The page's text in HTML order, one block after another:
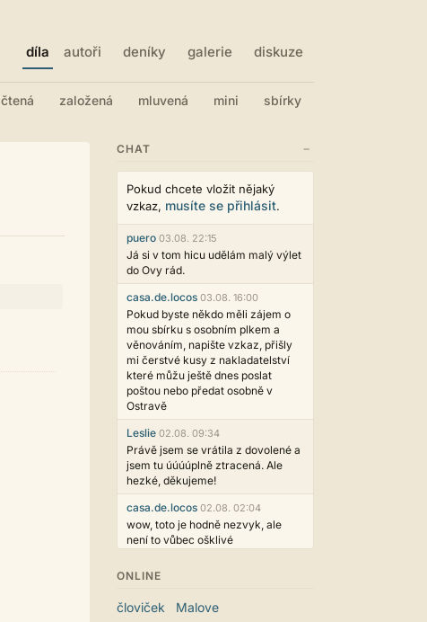
díla autoři deníky galerie diskuze
čtená založená mluvená mini sbírky
CHAT −
Pokud chcete vložit nějaký
vzkaz, musíte se přihlásit.
puero 03.08. 22:15
Já si v tom hicu udělám malý výlet
do Ovy rád.
casa.de.locos 03.08. 16:00
Pokud byste někdo měli zájem o
mou sbírku s osobním plkem a
věnováním, napište vzkaz, přišly
mi čerstvé kusy z nakladatelství
které můžu ještě dnes poslat
poštou nebo předat osobně v
Ostravě
Leslie 02.08. 09:34
Právě jsem se vrátila z dovolené a
jsem tu úúúúplně ztracená. Ale
hezké, děkujeme!
casa.de.locos 02.08. 02:04
wow, toto je hodně nezvyk, ale
není to vůbec ošklivé
Už i počet přečtení jde vidět,
reklama co zasahovala do chatu je
myslím také už v pořádku,
ONLINE
človiček Malove